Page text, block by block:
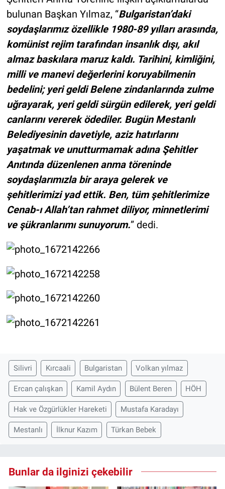
bulunan Başkan Yılmaz, “Bulgaristan’daki
soydaşlarımız özellikle 1980-89 yılları arasında,
komünist rejim tarafından insanlık dışı, akıl
almaz baskılara maruz kaldı. Tarihini, kimliğini,
milli ve manevi değerlerini koruyabilmenin
bedelini; yeri geldi Belene zindanlarında zulme
uğrayarak, yeri geldi sürgün edilerek, yeri geldi
canlarını vererek ödediler. Bugün Mestanlı
Belediyesinin davetiyle, aziz hatırlarını
yaşatmak ve unutturmamak adına Şehitler
Anıtında düzenlenen anma töreninde
soydaşlarımızla bir araya gelerek ve
şehitlerimizi yad ettik. Ben, tüm şehitlerimize
Cenab-ı Allah’tan rahmet diliyor, minnetlerimi
ve şükranlarımı sunuyorum.” dedi.
Silivri Kırcaali Bulgaristan Volkan yılmaz
Ercan çalışkan Kamil Aydın Bülent Beren HÖH
Hak ve Özgürlükler Hareketi Mustafa Karadayı
Mestanlı İlknur Kazım Türkan Bebek
Bunlar da ilginizi çekebilir